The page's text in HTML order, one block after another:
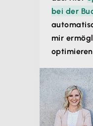
bei der
mir